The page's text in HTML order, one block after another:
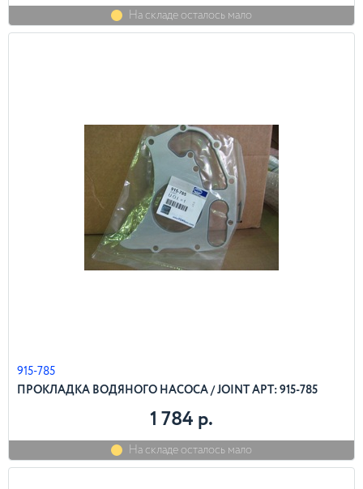
На складе осталось мало
915-785
ПРОКЛАДКА ВОДЯНОГО НАСОСА / JOINT АРТ: 915-785
1 784 р.
На складе осталось мало